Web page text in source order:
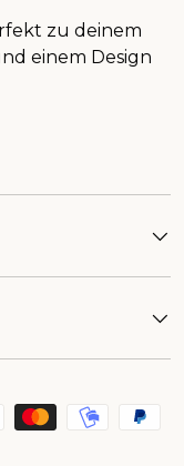
zu deinem
einem Design